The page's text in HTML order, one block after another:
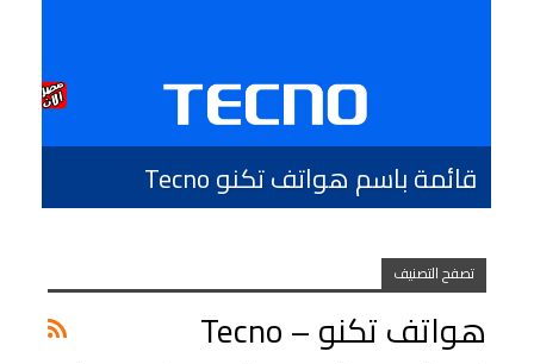
قائمة باسم هواتف تكنو Tecno
تصفح التصنيف
هواتف تكنو – Tecno